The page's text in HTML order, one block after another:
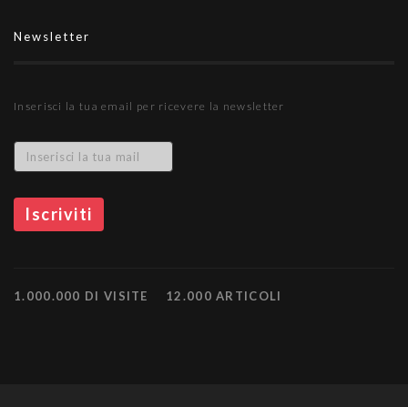
Newsletter
Inserisci la tua email per ricevere la newsletter
1.000.000 DI VISITE 12.000 ARTICOLI